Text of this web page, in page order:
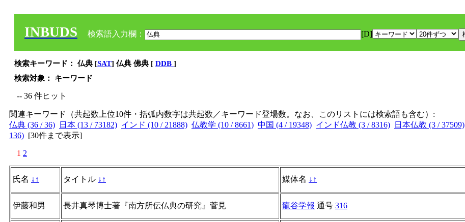
INBUDS 検索語入力欄： [D]
検索キーワード： 仏典 [SAT] 仏典 佛典 [ DDB ]
検索対象： キーワード
-- 36 件ヒット
関連キーワード（共起数上位10件・括弧内数字は共起数／キーワード登場数。なお、このリストには検索語も含む）:
仏典 (36 / 36)
日本 (13 / 73182) インド (10 / 21888) 仏教学 (10 / 8661) 中国 (4 / 19348) インド仏教 (3 / 8316) 日本仏教 (3 / 37509)
136) [30件まで表示]
1 2
氏名 ↓ ↑ タイトル ↓ ↑ 媒体名 ↓ ↑
伊藤和男 長井真琴博士著『南方所伝仏典の研究』菅見 龍谷学報 通号 316